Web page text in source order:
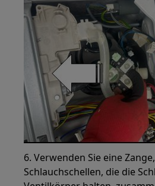
6. Verwenden Sie eine
Schlauchschellen, die die